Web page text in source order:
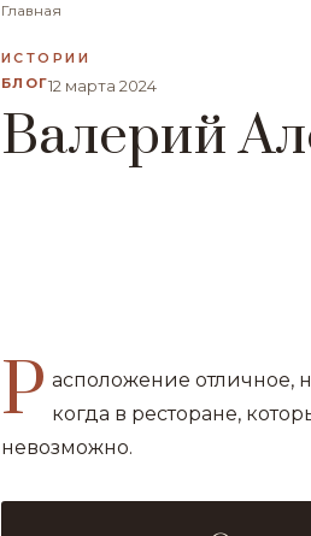
Главная
ИСТОРИИ
БЛОГ12 марта 2024
Валерий
Р асположение отличное,
когда в ресторане,
невозможно.